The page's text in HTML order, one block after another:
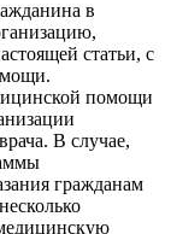
в
статьи, с
помощи
В случае,
гражданам